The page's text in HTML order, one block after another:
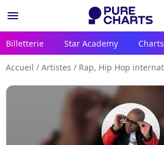
menu
Billetterie Star Academy
Accueil / Artistes / Rap, Hip Hop